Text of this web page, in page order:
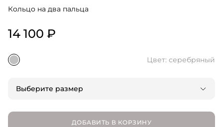
Кольцо на два пальца
14 100 ₽
Цвет: серебряный
Выберите размер
ДОБАВИТЬ В КОРЗИНУ